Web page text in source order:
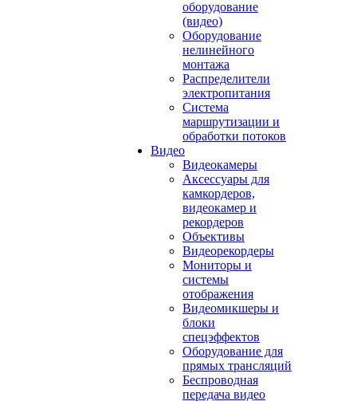
оборудование
(видео)
Оборудование
нелинейного
монтажа
Распределители
электропитания
Система
маршрутизации и
обработки потоков
Видео
Видеокамеры
Аксессуары для
камкордеров,
видеокамер и
рекордеров
Объективы
Видеорекордеры
Мониторы и
системы
отображения
Видеомикшеры и
блоки
спецэффектов
Оборудование для
прямых трансляций
Беспроводная
передача видео